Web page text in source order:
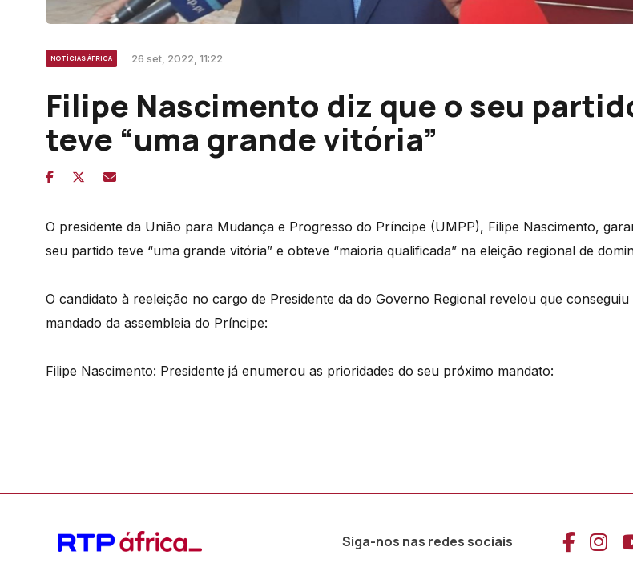
NOTÍCIAS ÁFRICA 26 set, 2022, 11:22
Filipe Nascimento diz que o seu
teve “uma grande vitória”
O presidente da União para Mudança e Progresso do Príncipe (UMPP), Filipe Nascimento,
seu partido teve “uma grande vitória” e obteve “maioria qualificada” na eleição regional de
O candidato à reeleição no cargo de Presidente da do Governo Regional revelou que conseguiu
mandado da assembleia do Príncipe:
Filipe Nascimento: Presidente já enumerou as prioridades do seu próximo mandato:
Siga-nos nas redes sociais